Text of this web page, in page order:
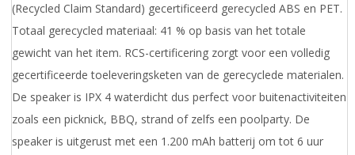
(Recycled Claim Standard) gecertificeerd gerecycled ABS en PET.
Totaal gerecycled materiaal: 41 % op basis van het totale
gewicht van het item. RCS-certificering zorgt voor een volledig
gecertificeerde toeleveringsketen van de gerecyclede materialen.
De speaker is IPX 4 waterdicht dus perfect voor buitenactiviteiten
zoals een picknick, BBQ, strand of zelfs een poolparty. De
speaker is uitgerust met een 1.200 mAh batterij om tot 6 uur